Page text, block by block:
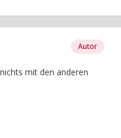
Autor
mit den anderen